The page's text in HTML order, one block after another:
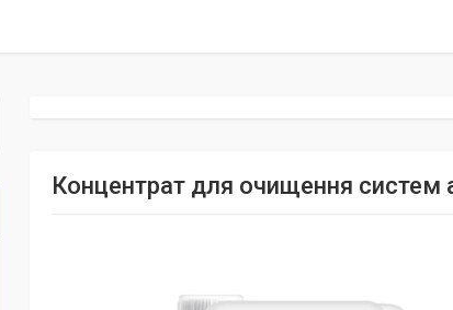
Концентрат для очищення систем